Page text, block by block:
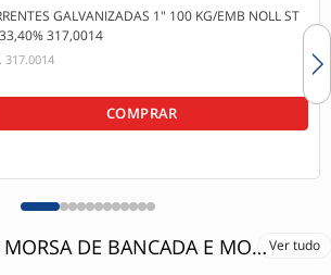
GALVANIZADAS 1" 100 KG/EMB NOLL ST
317,0014
317.0014
COMPRAR
PROMOÇÃO MORSA DE BANCADA E MORSA COM BASE GIRATÓRIA - 15% OFFVer tudo